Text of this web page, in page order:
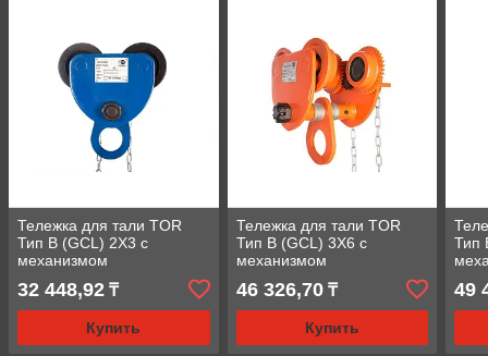
Тележка для тали TOR
Тип В (GCL) 2Х3 с
механизмом
передвижения
32 448,92 ₸
Купить
Тележка для тали TOR
Тип В (GCL) 3Х6 с
механизмом
передвижения
46 326,70₸
Купить
Тип
49